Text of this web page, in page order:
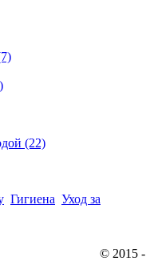
(22)
Гигиена Уход за
© 2015 -